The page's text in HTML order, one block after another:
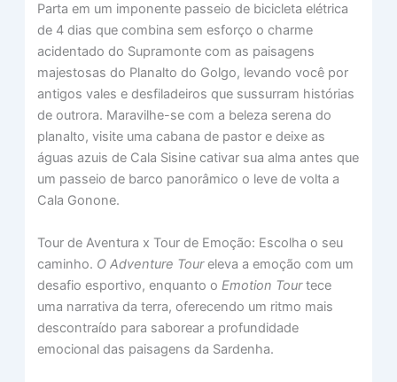
Parta em um imponente passeio de bicicleta elétrica
de 4 dias que combina sem esforço o charme
acidentado do Supramonte com as paisagens
majestosas do Planalto do Golgo, levando você por
antigos vales e desfiladeiros que sussurram histórias
de outrora. Maravilhe-se com a beleza serena do
planalto, visite uma cabana de pastor e deixe as
águas azuis de Cala Sisine cativar sua alma antes que
um passeio de barco panorâmico o leve de volta a
Cala Gonone.
Tour de Aventura x Tour de Emoção: Escolha o seu
caminho. O Adventure Toureleva a emoção com um
desafio esportivo, enquanto oEmotion Tourtece
uma narrativa da terra, oferecendo um ritmo mais
descontraído para saborear a profundidade
emocional das paisagens da Sardenha.